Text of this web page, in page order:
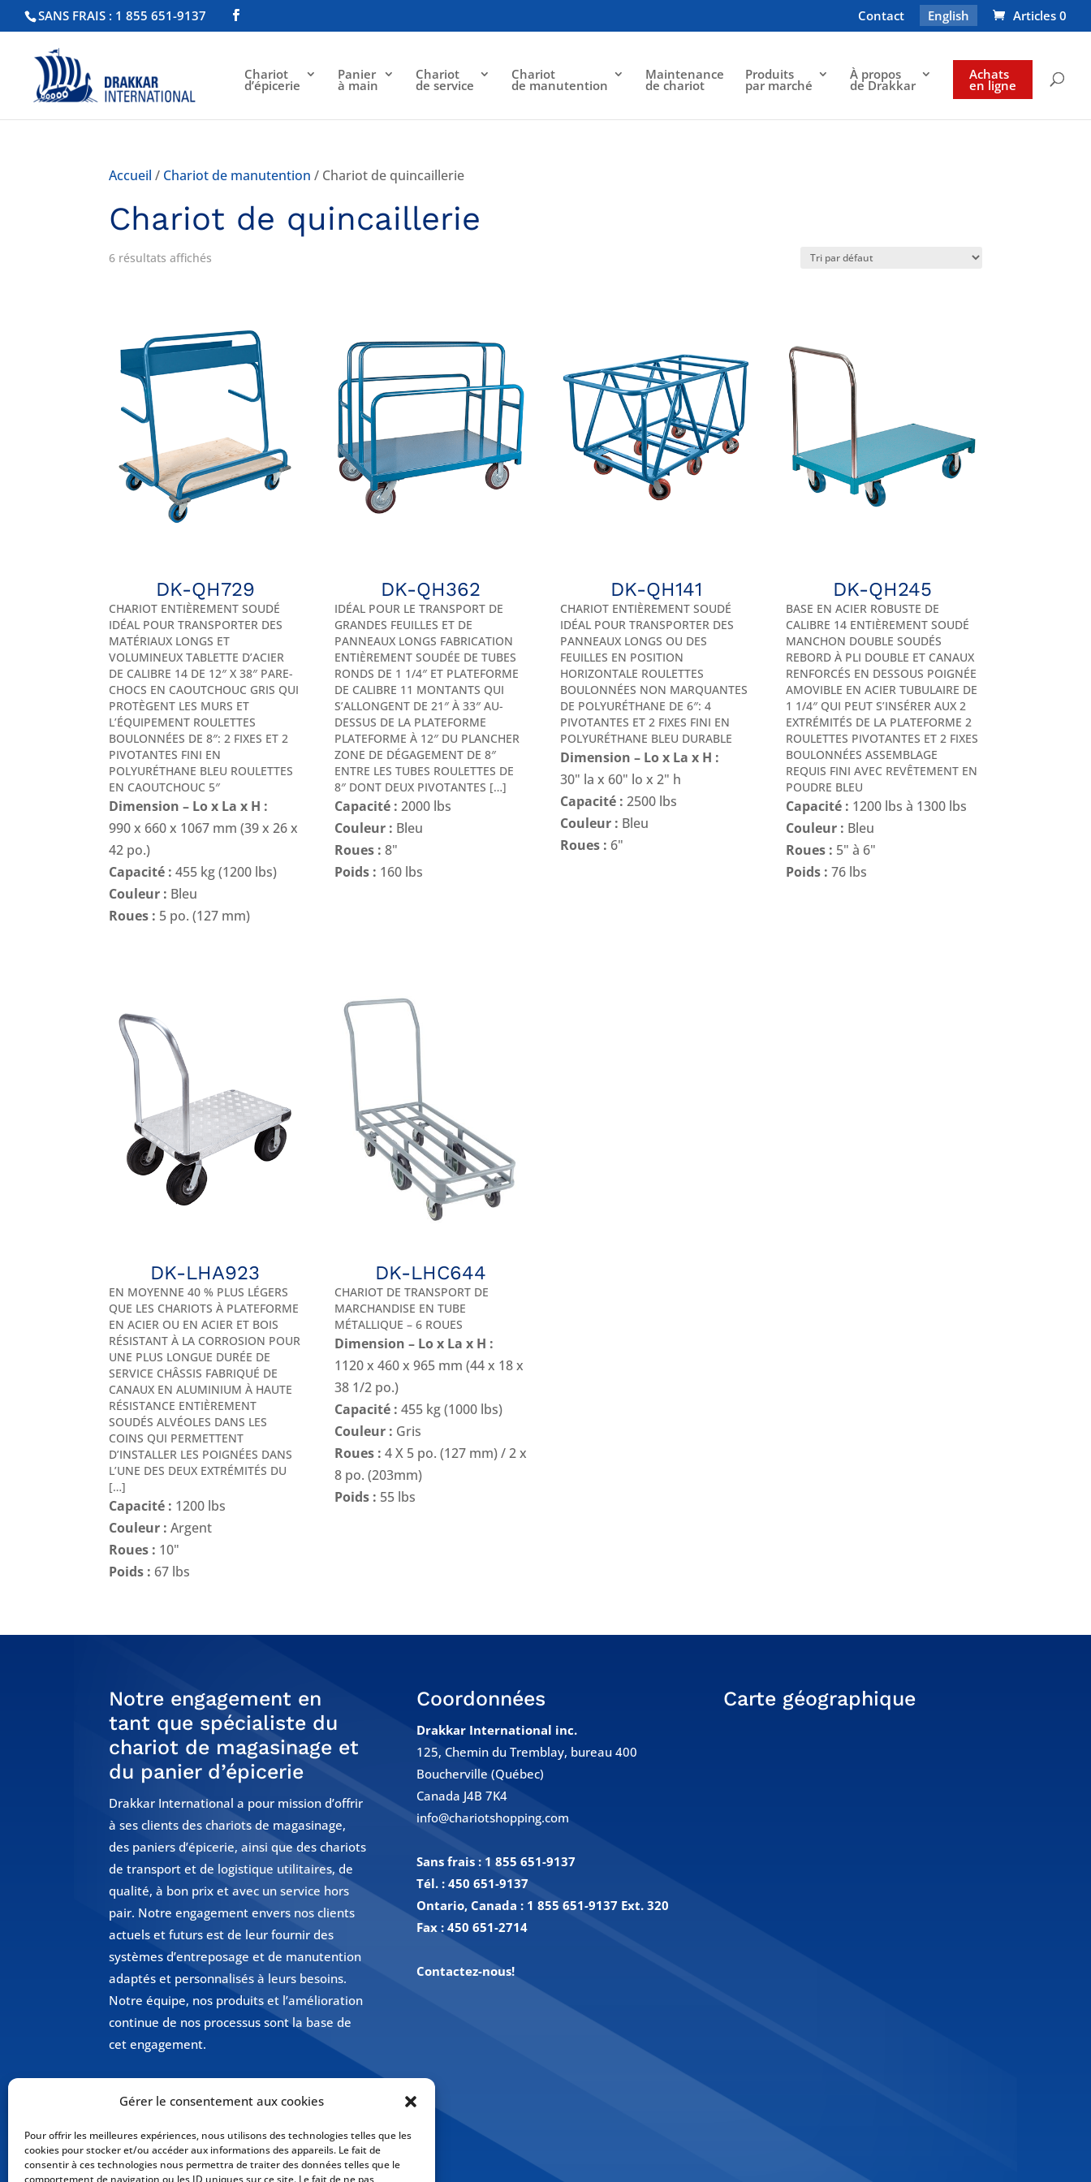
Gérer le consentement aux cookies
Pour offrir les meilleures expériences, nous utilisons des technologies telles que les
cookies pour stocker et/ou accéder aux informations des appareils. Le fait de
consentir à ces technologies nous permettra de traiter des données telles que le
comportement de navigation ou les ID uniques sur ce site. Le fait de ne pas
SANS FRAIS : 1 855 651-9137 Contact English Articles 0
Chariot
d’épicerie
Panier
à main
Chariot
de service
Chariot
de manutention
Maintenance
de chariot
Produits
par marché
À propos
de Drakkar
Achats
en ligne
Accueil / Chariot de manutention / Chariot de quincaillerie
Chariot de quincaillerie
6 résultats affichés
DK-QH729
CHARIOT ENTIÈREMENT SOUDÉ
IDÉAL POUR TRANSPORTER DES
MATÉRIAUX LONGS ET
VOLUMINEUX TABLETTE D’ACIER
DE CALIBRE 14 DE 12″ X 38″ PARE-
CHOCS EN CAOUTCHOUC GRIS QUI
PROTÈGENT LES MURS ET
L’ÉQUIPEMENT ROULETTES
BOULONNÉES DE 8″: 2 FIXES ET 2
PIVOTANTES FINI EN
POLYURÉTHANE BLEU ROULETTES
EN CAOUTCHOUC 5″
Dimension – Lo x La x H :
990 x 660 x 1067 mm (39 x 26 x
42 po.)
Capacité : 455 kg (1200 lbs)
Couleur : Bleu
Roues : 5 po. (127 mm)
DK-QH362
IDÉAL POUR LE TRANSPORT DE
GRANDES FEUILLES ET DE
PANNEAUX LONGS FABRICATION
ENTIÈREMENT SOUDÉE DE TUBES
RONDS DE 1 1/4″ ET PLATEFORME
DE CALIBRE 11 MONTANTS QUI
S’ALLONGENT DE 21″ À 33″ AU-
DESSUS DE LA PLATEFORME
PLATEFORME À 12″ DU PLANCHER
ZONE DE DÉGAGEMENT DE 8″
ENTRE LES TUBES ROULETTES DE
8″ DONT DEUX PIVOTANTES […]
Capacité : 2000 lbs
Couleur : Bleu
Roues : 8"
Poids : 160 lbs
DK-QH141
CHARIOT ENTIÈREMENT SOUDÉ
IDÉAL POUR TRANSPORTER DES
PANNEAUX LONGS OU DES
FEUILLES EN POSITION
HORIZONTALE ROULETTES
BOULONNÉES NON MARQUANTES
DE POLYURÉTHANE DE 6″: 4
PIVOTANTES ET 2 FIXES FINI EN
POLYURÉTHANE BLEU DURABLE
Dimension – Lo x La x H :
30" la x 60" lo x 2" h
Capacité : 2500 lbs
Couleur : Bleu
Roues : 6"
DK-QH245
BASE EN ACIER ROBUSTE DE
CALIBRE 14 ENTIÈREMENT SOUDÉ
MANCHON DOUBLE SOUDÉS
REBORD À PLI DOUBLE ET CANAUX
RENFORCÉS EN DESSOUS POIGNÉE
AMOVIBLE EN ACIER TUBULAIRE DE
1 1/4″ QUI PEUT S’INSÉRER AUX 2
EXTRÉMITÉS DE LA PLATEFORME 2
ROULETTES PIVOTANTES ET 2 FIXES
BOULONNÉES ASSEMBLAGE
REQUIS FINI AVEC REVÊTEMENT EN
POUDRE BLEU
Capacité : 1200 lbs à 1300 lbs
Couleur : Bleu
Roues : 5" à 6"
Poids : 76 lbs
DK-LHA923
EN MOYENNE 40 % PLUS LÉGERS
QUE LES CHARIOTS À PLATEFORME
EN ACIER OU EN ACIER ET BOIS
RÉSISTANT À LA CORROSION POUR
UNE PLUS LONGUE DURÉE DE
SERVICE CHÂSSIS FABRIQUÉ DE
CANAUX EN ALUMINIUM À HAUTE
RÉSISTANCE ENTIÈREMENT
SOUDÉS ALVÉOLES DANS LES
COINS QUI PERMETTENT
D’INSTALLER LES POIGNÉES DANS
L’UNE DES DEUX EXTRÉMITÉS DU
[…]
Capacité : 1200 lbs
Couleur : Argent
Roues : 10"
Poids : 67 lbs
DK-LHC644
CHARIOT DE TRANSPORT DE
MARCHANDISE EN TUBE
MÉTALLIQUE – 6 ROUES
Dimension – Lo x La x H :
1120 x 460 x 965 mm (44 x 18 x
38 1/2 po.)
Capacité : 455 kg (1000 lbs)
Couleur : Gris
Roues : 4 X 5 po. (127 mm) / 2 x
8 po. (203mm)
Poids : 55 lbs
Notre engagement en
tant que spécialiste du
chariot de magasinage et
du panier d’épicerie
Drakkar International a pour mission d’offrir
à ses clients des chariots de magasinage,
des paniers d’épicerie, ainsi que des chariots
de transport et de logistique utilitaires, de
qualité, à bon prix et avec un service hors
pair. Notre engagement envers nos clients
actuels et futurs est de leur fournir des
systèmes d’entreposage et de manutention
adaptés et personnalisés à leurs besoins.
Notre équipe, nos produits et l’amélioration
continue de nos processus sont la base de
cet engagement.
Coordonnées
Drakkar International inc.
125, Chemin du Tremblay, bureau 400
Boucherville (Québec)
Canada J4B 7K4
info@chariotshopping.com
Sans frais : 1 855 651-9137
Tél. : 450 651-9137
Ontario, Canada : 1 855 651-9137 Ext. 320
Fax : 450 651-2714
Contactez-nous!
Carte géographique